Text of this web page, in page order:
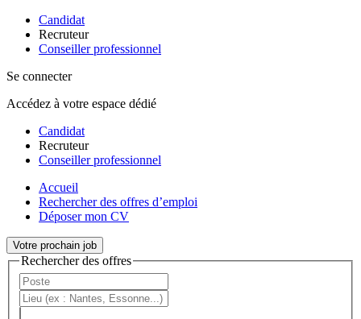
Candidat
Recruteur
Conseiller professionnel
Se connecter
Accédez à votre espace dédié
Candidat
Recruteur
Conseiller professionnel
Accueil
Rechercher des offres d’emploi
Déposer mon CV
Votre prochain job
Rechercher des offres